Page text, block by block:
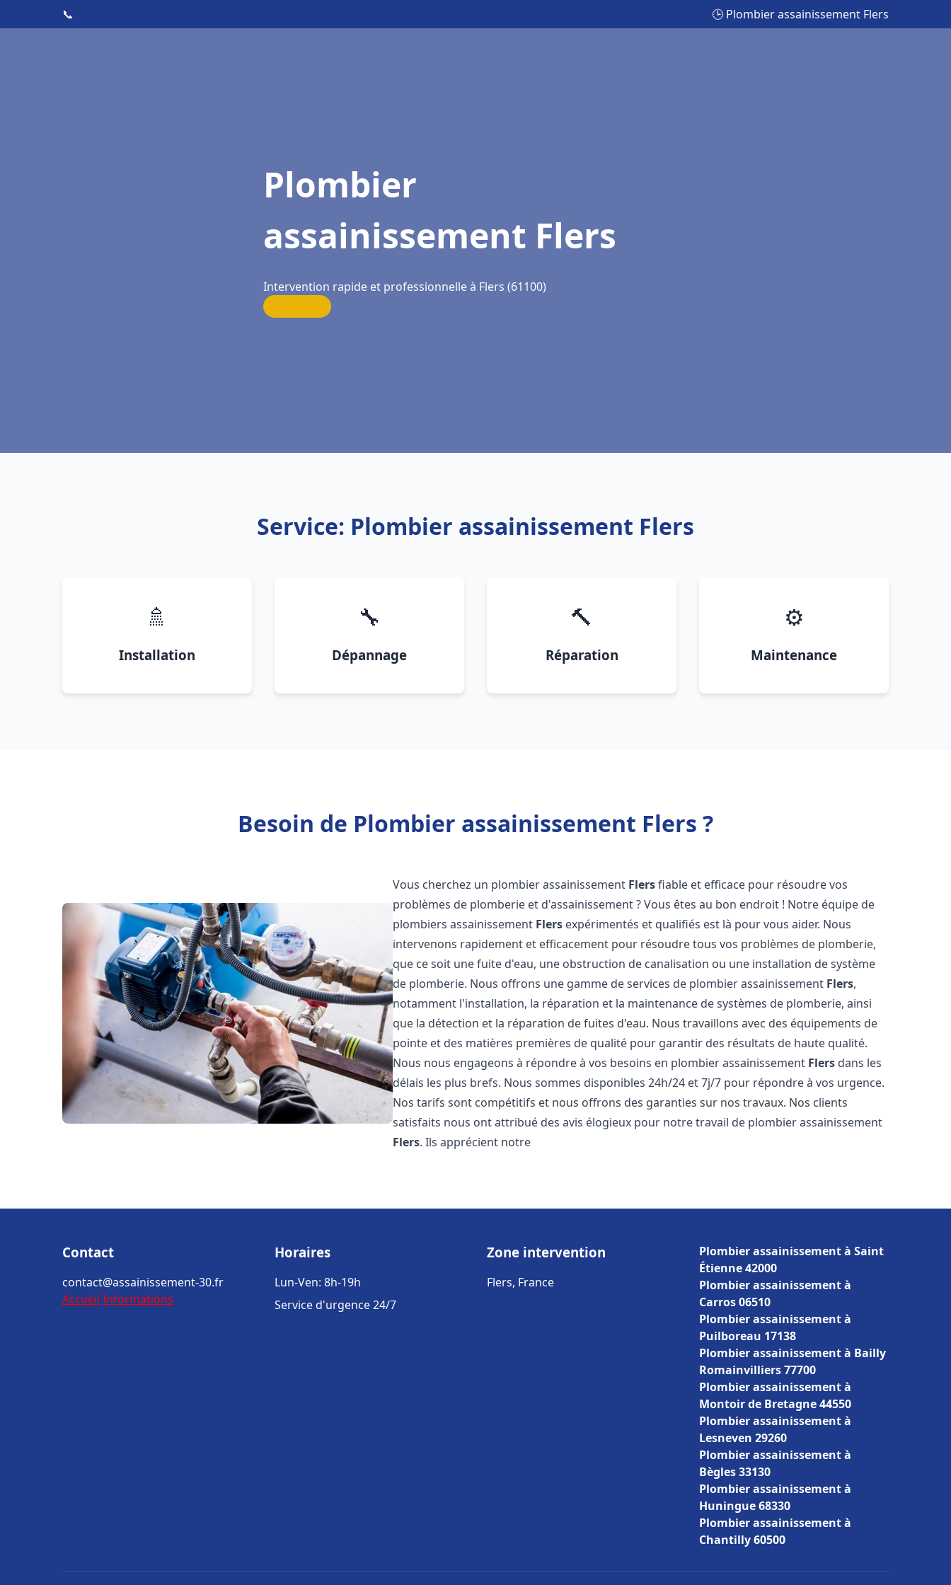
📞 🕒 Plombier assainissement Flers
Plombier
assainissement Flers
Intervention rapide et professionnelle à Flers (61100)
Service: Plombier assainissement Flers
🚿
Installation
🔧
Dépannage
🔨
Réparation
⚙️
Maintenance
Besoin de Plombier assainissement Flers ?
Vous cherchez un plombier assainissement Flersfiable et efficace pour résoudre vos
problèmes de plomberie et d'assainissement ? Vous êtes au bon endroit ! Notre équipe de
plombiers assainissement Flers expérimentés et qualifiés est là pour vous aider. Nous
intervenons rapidement et efficacement pour résoudre tous vos problèmes de plomberie,
que ce soit une fuite d'eau, une obstruction de canalisation ou une installation de système
de plomberie. Nous offrons une gamme de services de plombier assainissement Flers,
notamment l'installation, la réparation et la maintenance de systèmes de plomberie, ainsi
que la détection et la réparation de fuites d'eau. Nous travaillons avec des équipements de
pointe et des matières premières de qualité pour garantir des résultats de haute qualité.
Nous nous engageons à répondre à vos besoins en plombier assainissement Flers dans les
délais les plus brefs. Nous sommes disponibles 24h/24 et 7j/7 pour répondre à vos urgence.
Nos tarifs sont compétitifs et nous offrons des garanties sur nos travaux. Nos clients
satisfaits nous ont attribué des avis élogieux pour notre travail de plombier assainissement
Flers. Ils apprécient notre
Contact
contact@assainissement-30.fr
Accueil Informations
Horaires
Lun-Ven: 8h-19h
Service d'urgence 24/7
Zone intervention
Flers, France
Plombier assainissement à Saint
Étienne 42000
Plombier assainissement à
Carros 06510
Plombier assainissement à
Puilboreau 17138
Plombier assainissement à Bailly
Romainvilliers 77700
Plombier assainissement à
Montoir de Bretagne 44550
Plombier assainissement à
Lesneven 29260
Plombier assainissement à
Bègles 33130
Plombier assainissement à
Huningue 68330
Plombier assainissement à
Chantilly 60500